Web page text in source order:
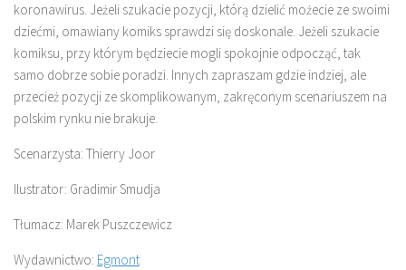
koronawirus. Jeżeli szukacie pozycji, którą dzielić możecie ze swoimi
dziećmi, omawiany komiks sprawdzi się doskonale. Jeżeli szukacie
komiksu, przy którym będziecie mogli spokojnie odpocząć, tak
samo dobrze sobie poradzi. Innych zapraszam gdzie indziej, ale
przecież pozycji ze skomplikowanym, zakręconym scenariuszem na
polskim rynku nie brakuje.
Scenarzysta: Thierry Joor
Ilustrator: Gradimir Smudja
Tłumacz: Marek Puszczewicz
Wydawnictwo: Egmont